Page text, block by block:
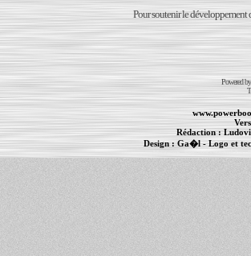
Pour soutenir le développement
Powered
Rédaction :
Design :Ga�l- Logo et
PowerBook